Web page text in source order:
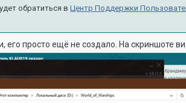
обратиться в Центр Поддержки
его просто ещё не создало. На скриншоте